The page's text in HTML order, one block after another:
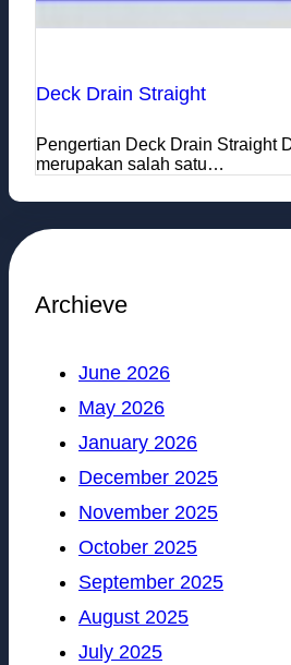
Deck Drain Straight
Pengertian Deck Drain Straight
merupakan salah satu…
Archieve
June 2026
May 2026
January 2026
December 2025
November 2025
October 2025
September 2025
August 2025
July 2025